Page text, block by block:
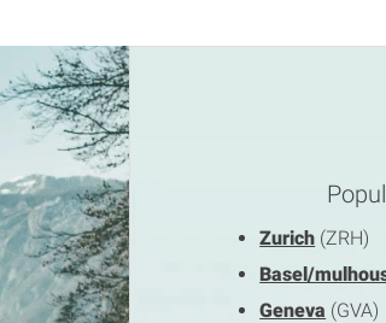
Zurich (ZRH)
Basel/
Geneva (GVA)